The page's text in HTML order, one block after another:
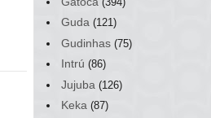
Guda (121)
Gudinhas (75)
Intrú (86)
Jujuba (126)
Keka (87)